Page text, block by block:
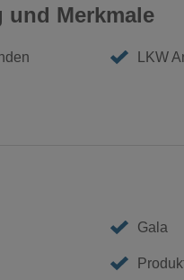
und Merkmale
LKW
Gala